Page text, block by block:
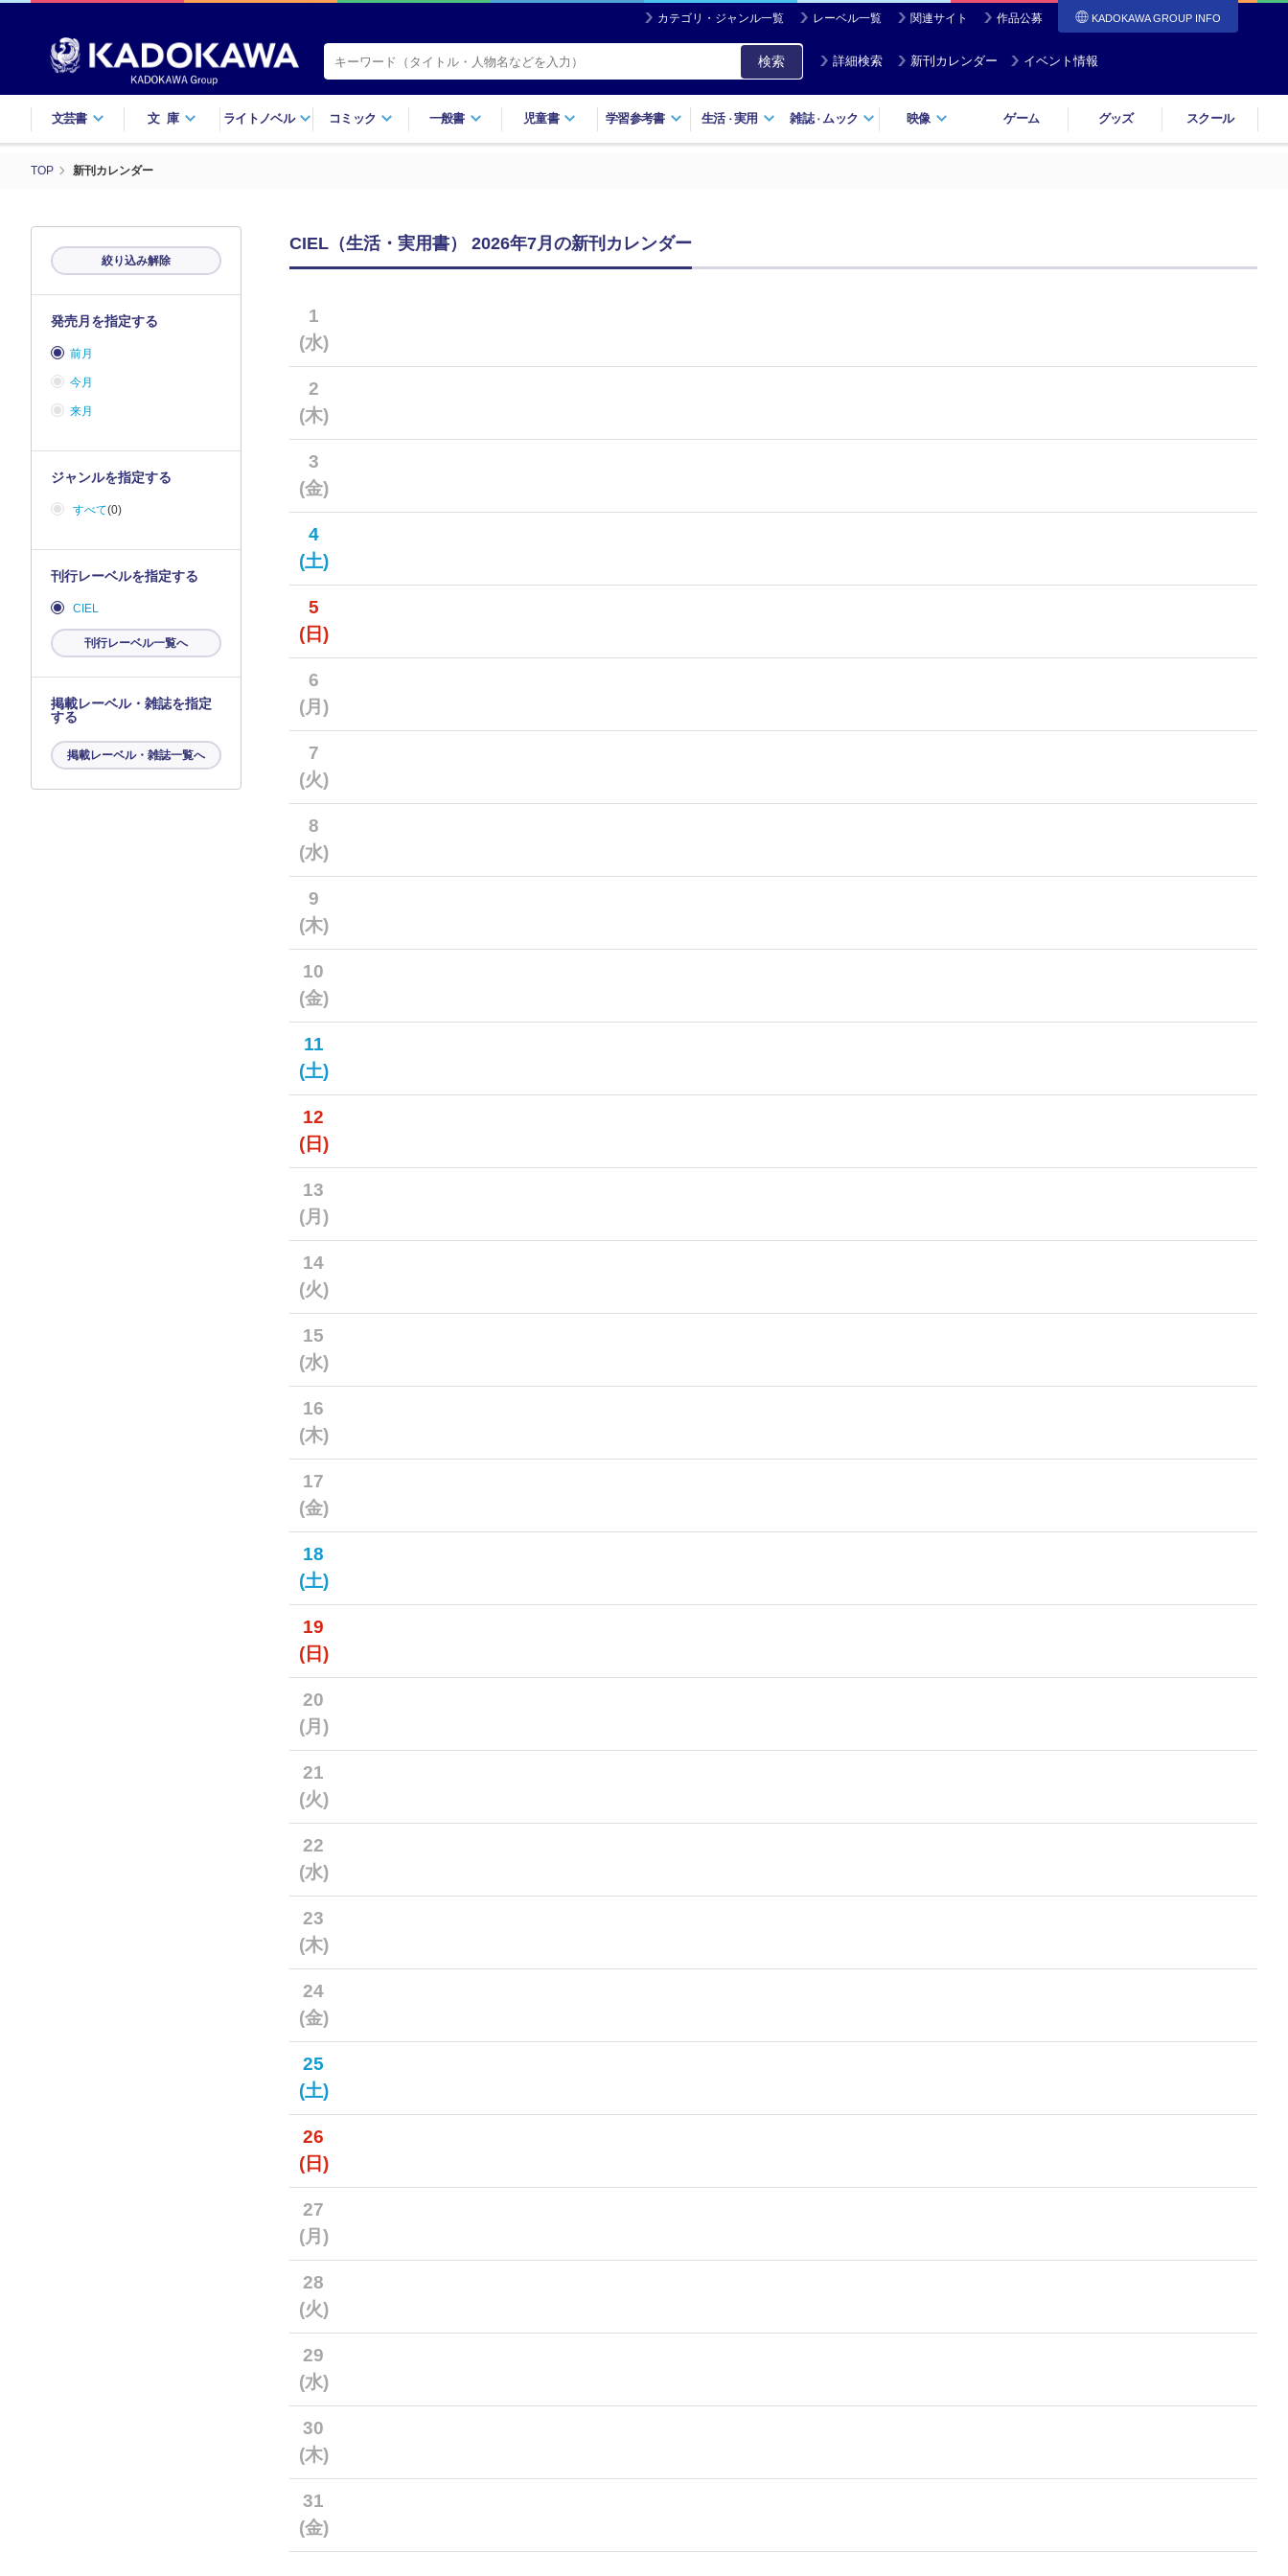
カテゴリ・ジャンル一覧 レーベル一覧 関連サイト 作品公募 KADOKAWA GROUP INFO
検索 詳細検索 新刊カレンダー イベント情報
文芸書 文庫 ライトノベル コミック 一般書 児童書 学習参考書 生活・実用 雑誌・ ムック 映像 ゲーム グッズ スクール
TOP 新刊カレンダー
CIEL（生活・実用書） 2026年7月の新刊カレンダー
1
(水)
2
(木)
3
(金)
4
(土)
5
(日)
6
(月)
7
(火)
8
(水)
9
(木)
10
(金)
11
(土)
12
(日)
13
(月)
14
(火)
15
(水)
16
(木)
17
(金)
18
(土)
19
(日)
20
(月)
21
(火)
22
(水)
23
(木)
24
(金)
25
(土)
26
(日)
27
(月)
28
(火)
29
(水)
30
(木)
31
(金)
絞り込み解除
発売月を指定する
前月
今月
来月
ジャンルを指定する
すべて(0)
刊行レーベルを指定する
CIEL
刊行レーベル一覧へ
掲載レーベル・雑誌を指定
する
掲載レーベル・雑誌一覧へ